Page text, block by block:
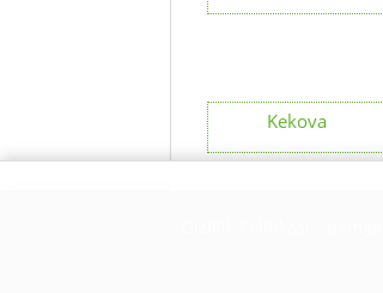
Kekova